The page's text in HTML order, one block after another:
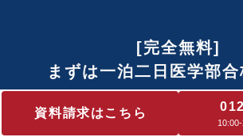
資料請求はこちら
[完全無料]
まずは一泊二日医学部
一泊二日医学部合格診断は完